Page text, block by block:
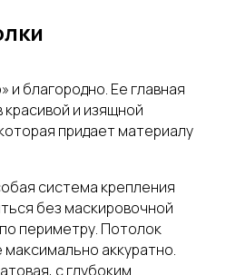
и благородно. Ее главная
и изящной
придает материалу
система крепления
без маскировочной
периметру. Потолок
максимально аккуратно.
с глубоким